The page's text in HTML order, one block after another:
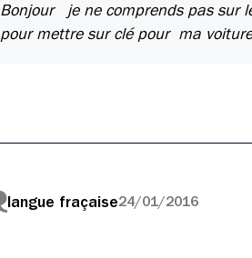
Bonjour je ne comprends pas sur
pour mettre sur clé pour ma
langue fraçaise24/01/2016